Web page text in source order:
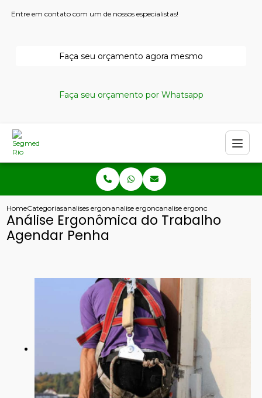
Entre em contato com um de nossos especialistas!
Faça seu orçamento agora mesmo
Faça seu orçamento por Whatsapp
HomeCategoriasanalises ergonomicasanalise ergonomica copacabana
analise ergonomica do
Análise Ergonômica do Trabalho
Agendar Penha